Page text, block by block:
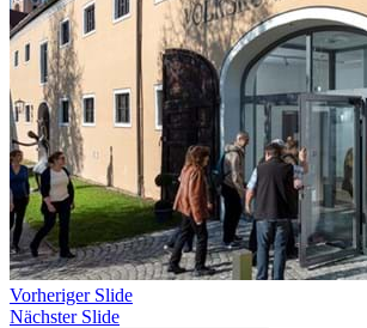
Vorheriger Slide
Nächster Slide